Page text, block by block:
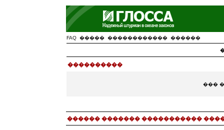
FAQ ����� ������������ ������
����������
���
������ ������� �����������